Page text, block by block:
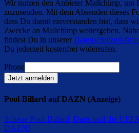
Wir nutzen den Anbieter Mailchimp, um
zuzusenden. Mit dem Absenden dieses
dass Du damit einverstanden bist, dass
Zwecke an Mailchimp weitergeben.
findest Du in unserer
Du jederzeit kostenfrei widerrufen.
Phone
Jetzt anmelden
Pool-Billard auf DAZN (Anzeige)
Schaue Pool-Billard, Darts und die
DAZN!